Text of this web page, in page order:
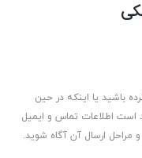
باشید یا اینکه در حین
است اطلاعات تماس و ایمیل
مراحل ارسال آن آگاه شوید.